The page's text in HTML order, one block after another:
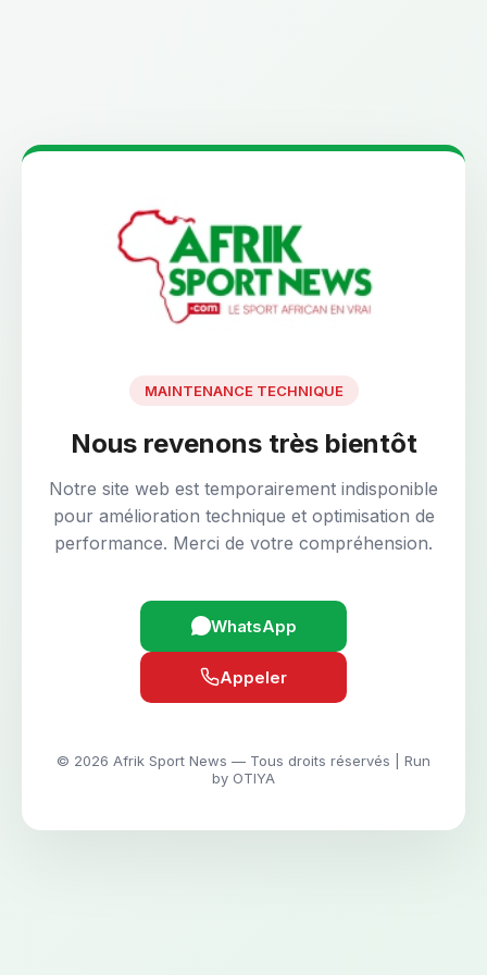
MAINTENANCE TECHNIQUE
Nous revenons très bientôt
Notre site web est temporairement indisponible
pour amélioration technique et optimisation de
performance. Merci de votre compréhension.
WhatsApp
Appeler
© 2026 Afrik Sport News — Tous droits réservés | Run
by OTIYA